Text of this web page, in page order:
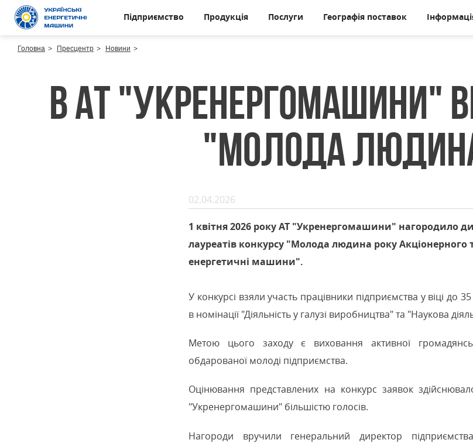
Підприємство Продукція Послуги Географія поставок
Головна Пресцентр Новини
В АТ "Укренергомашини"
"Молода
02.04.2026
1 квітня 2026 року АТ "Укренергомашини" нагородило
лауреатів конкурсу "Молода людина року Акціонерного
енергетичні машини".
У конкурсі взяли участь працівники підприємства у віці до
в номінації "Діяльність у галузі виробництва" та "Наукова
Метою цього заходу є виховання активної
обдарованої молоді підприємства.
Оцінювання представлених на конкурс заявок
"Укренергомашини" більшістю голосів.
Нагороди вручили генеральний директор